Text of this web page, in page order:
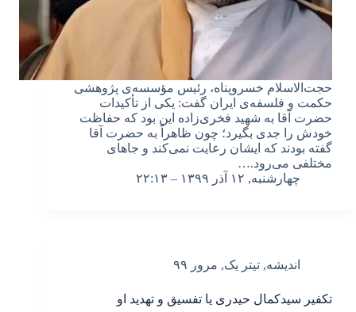
حجت‌الاسلام خسروپناه، رئیس مؤسسه‌ی پژوهشی
حکمت و فلسفه‌ی ایران گفت: یکی از تأکیدات
حضرت آقا به شهید فخری‌زاده این بود که حفاظت
خودش را جدی بگیرد؛ چون ظاهراً به حضرت آقا
گفته بودند که ایشان رعایت نمی‌کند و جاهای
مختلفی می‌رود.…
چهارشنبه, ۱۲ آذر ۱۳۹۹ – ۲۲:۱۳
اندیشه, تیتر یک, مرور ۹۹
تکفیر سیدکمال حیدری یا تفسیق و تهدید او